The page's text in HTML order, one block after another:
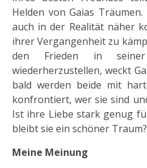
Helden von Gaias
auch in der Realität näher
ihrer Vergangenheit zu
den Frieden in seiner
wiederherzustellen, weckt
bald werden beide mit
konfrontiert, wer sie sind
Ist ihre Liebe stark genug
bleibt sie ein schöner Traum?
Meine Meinung